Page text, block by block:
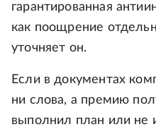
гарантированная
как поощрение
уточняет он.
Если в документах
ни слова, а премию
выполнил план или не